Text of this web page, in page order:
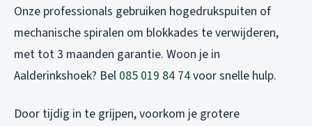
Onze professionals gebruiken hogedrukspuiten of
mechanische spiralen om blokkades te verwijderen,
met tot 3 maanden garantie. Woon je in
Aalderinkshoek? Bel 085 019 84 74voor snelle hulp.
Door tijdig in te grijpen, voorkom je grotere